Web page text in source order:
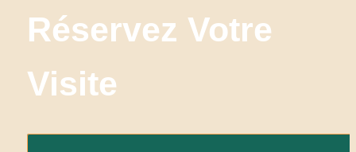
Réservez Votre
Visite